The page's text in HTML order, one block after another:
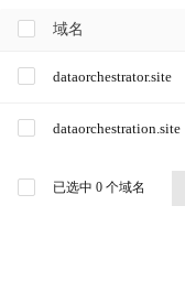
域名
dataorchestrator.site
dataorchestration.site
已选中 0 个域名